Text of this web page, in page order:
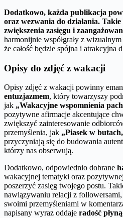
Dodatkowo, każda publikacja
oraz wezwania do działania. Takie
zwiększenia zasięgu i
harmonijnie współgrały z
że całość będzie spójna i atrakcyjna
Opisy do zdjęć z wakacji
Opisy zdjęć z wakacji powinny
entuzjazmem, który towarzyszy
jak „Wakacyjne wspomnienia
pozytywne afirmacje akcentujące
zwiększyć zainteresowanie
przemyślenia, jak „Piasek w
przyczyniają się do budowania
którzy nas obserwują.
Dodatkowo, odpowiednio dobrane
wakacyjnej tematyki oraz
poszerzyć zasięg twojego postu.
nawiązywaniu relacji z
swoimi przemyśleniami w
napisany wyraz oddaje radość